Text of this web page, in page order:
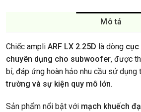
Mô tả
Chiếc ampli ARF LX 2.25D là dòng cục
chuyên dụng cho subwoofer, được
bỉ, đáp ứng hoàn hảo nhu cầu sử dụng
trường và sự kiện quy mô lớn.
Sản phẩm nổi bật với mạch khuếch